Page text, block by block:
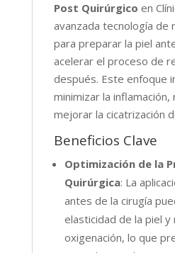
Post Quirúrgico en
avanzada tecnología de
para preparar la piel
acelerar el proceso de
después. Este enfoque
minimizar la
mejorar la cicatrización
Beneficios Clave
Optimización de la
Quirúrgica: La
antes de la cirugía
elasticidad de la piel y
oxigenación, lo que